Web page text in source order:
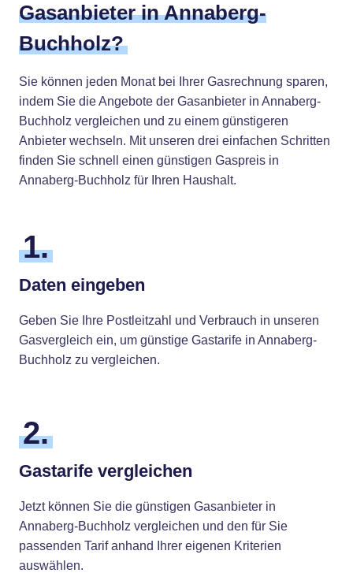
Gasanbieter in Annaberg-
Buchholz?
Sie können jeden Monat bei Ihrer Gasrechnung sparen,
indem Sie die Angebote der Gasanbieter in Annaberg-
Buchholz vergleichen und zu einem günstigeren
Anbieter wechseln. Mit unseren drei einfachen Schritten
finden Sie schnell einen günstigen Gaspreis in
Annaberg-Buchholz für Ihren Haushalt.
1.
Daten eingeben
Geben Sie Ihre Postleitzahl und Verbrauch in unseren
Gasvergleich ein, um günstige Gastarife in Annaberg-
Buchholz zu vergleichen.
2.
Gastarife vergleichen
Jetzt können Sie die günstigen Gasanbieter in
Annaberg-Buchholz vergleichen und den für Sie
passenden Tarif anhand Ihrer eigenen Kriterien
auswählen.